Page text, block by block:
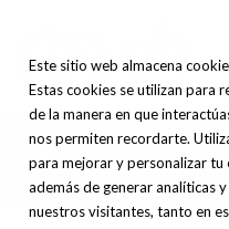
Este sitio web almacena
Estas cookies se utilizan para
de la manera en que
nos permiten recordarte.
para mejorar y personalizar tu
además de generar analíticas
nuestros visitantes, tanto en
Máquinas